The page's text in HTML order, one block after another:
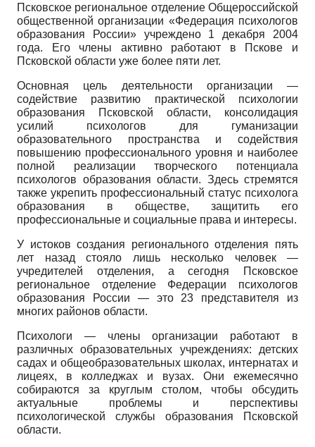
Псковское региональное отделение Общероссийской
общественной организации «Федерация психологов
образования России» учреждено 1 декабря 2004
года. Его члены активно работают в Пскове и
Псковской области уже более пяти лет.
Основная цель деятельности организации —
содействие развитию практической психологии
образования Псковской области, консолидация
усилий психологов для гуманизации
образовательного пространства и содействия
повышению профессионального уровня и наиболее
полной реализации творческого потенциала
психологов образования области. Здесь стремятся
также укрепить профессиональный статус психолога
образования в обществе, защитить его
профессиональные и социальные права и интересы.
У истоков создания регионального отделения пять
лет назад стояло лишь несколько человек —
учредителей отделения, а сегодня Псковское
региональное отделение Федерации психологов
образования России — это 23 представителя из
многих районов области.
Психологи — члены организации работают в
различных образовательных учреждениях: детских
садах и общеобразовательных школах, интернатах и
лицеях, в колледжах и вузах. Они ежемесячно
собираются за круглым столом, чтобы обсудить
актуальные проблемы и перспективы
психологической службы образования Псковской
области.